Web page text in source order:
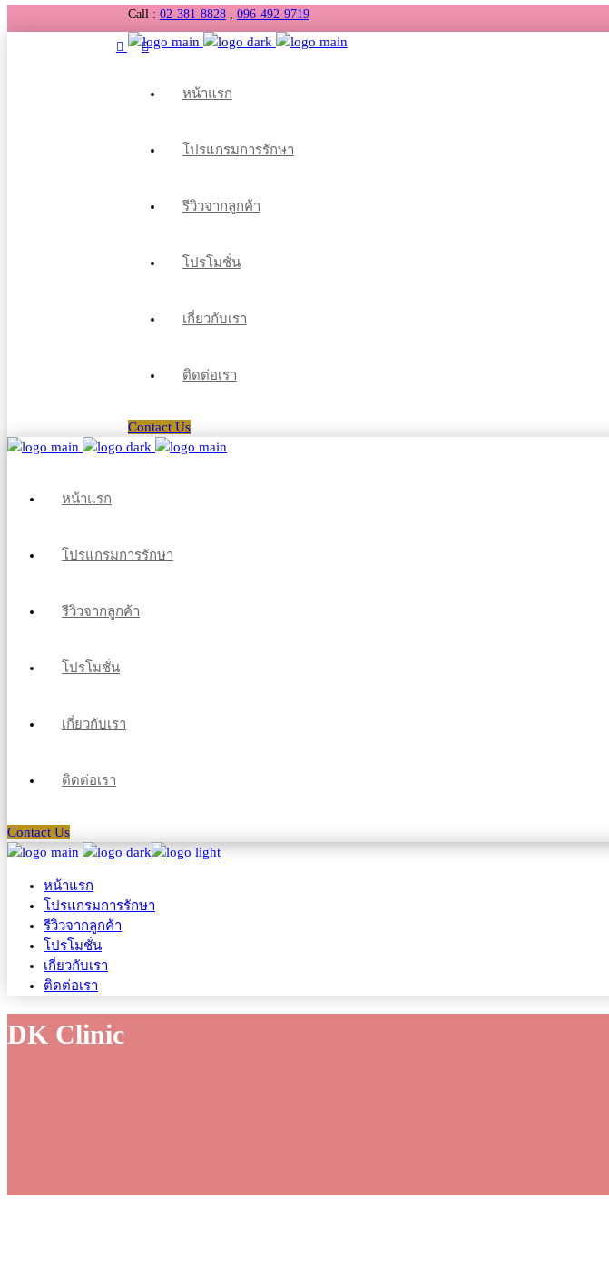
Call : 02-381-8828, 096-492-9719
หน้าแรก
โปรแกรมการรักษา
รีวิวจากลูกค้า
โปรโมชั่น
เกี่ยวกับเรา
ติดต่อเรา
Contact Us
หน้าแรก
โปรแกรมการรักษา
รีวิวจากลูกค้า
โปรโมชั่น
เกี่ยวกับเรา
ติดต่อเรา
Contact Us
หน้าแรก
โปรแกรมการรักษา
รีวิวจากลูกค้า
โปรโมชั่น
เกี่ยวกับเรา
ติดต่อเรา
DK Clinic